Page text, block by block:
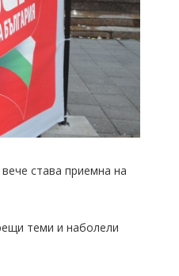
става приемна на
теми и наболели